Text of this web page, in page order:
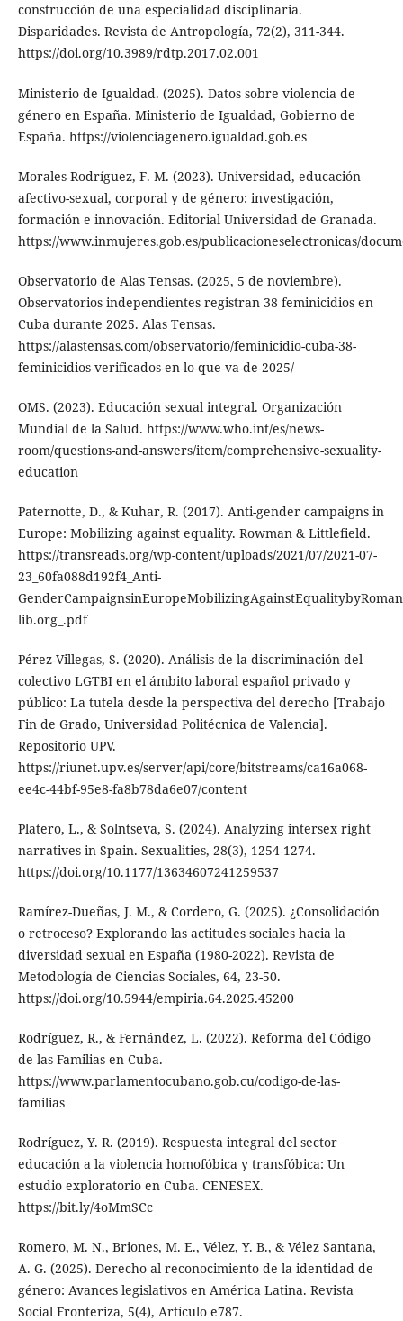
construcción de una especialidad disciplinaria.
Disparidades. Revista de Antropología, 72(2), 311-344.
https://doi.org/10.3989/rdtp.2017.02.001
Ministerio de Igualdad. (2025). Datos sobre violencia de
género en España. Ministerio de Igualdad, Gobierno de
España. https://violenciagenero.igualdad.gob.es
Morales-Rodríguez, F. M. (2023). Universidad, educación
afectivo-sexual, corporal y de género: investigación,
formación e innovación. Editorial Universidad de Granada.
https://www.inmujeres.gob.es/publicacioneselectronicas/
Observatorio de Alas Tensas. (2025, 5 de noviembre).
Observatorios independientes registran 38 feminicidios en
Cuba durante 2025. Alas Tensas.
https://alastensas.com/observatorio/feminicidio-cuba-38-
feminicidios-verificados-en-lo-que-va-de-2025/
OMS. (2023). Educación sexual integral. Organización
Mundial de la Salud. https://www.who.int/es/news-
room/questions-and-answers/item/comprehensive-sexuality-
education
Paternotte, D., & Kuhar, R. (2017). Anti-gender campaigns in
Europe: Mobilizing against equality. Rowman & Littlefield.
https://transreads.org/wp-content/uploads/2021/07/2021-07-
23_60fa088d192f4_Anti-
lib.org_.pdf
Pérez-Villegas, S. (2020). Análisis de la discriminación del
colectivo LGTBI en el ámbito laboral español privado y
público: La tutela desde la perspectiva del derecho [Trabajo
Fin de Grado, Universidad Politécnica de Valencia].
Repositorio UPV.
https://riunet.upv.es/server/api/core/bitstreams/ca16a068-
ee4c-44bf-95e8-fa8b78da6e07/content
Platero, L., & Solntseva, S. (2024). Analyzing intersex right
narratives in Spain. Sexualities, 28(3), 1254-1274.
https://doi.org/10.1177/13634607241259537
Ramírez-Dueñas, J. M., & Cordero, G. (2025). ¿Consolidación
o retroceso? Explorando las actitudes sociales hacia la
diversidad sexual en España (1980-2022). Revista de
Metodología de Ciencias Sociales, 64, 23-50.
https://doi.org/10.5944/empiria.64.2025.45200
Rodríguez, R., & Fernández, L. (2022). Reforma del Código
de las Familias en Cuba.
https://www.parlamentocubano.gob.cu/codigo-de-las-
familias
Rodríguez, Y. R. (2019). Respuesta integral del sector
educación a la violencia homofóbica y transfóbica: Un
estudio exploratorio en Cuba. CENESEX.
https://bit.ly/4oMmSCc
Romero, M. N., Briones, M. E., Vélez, Y. B., & Vélez Santana,
A. G. (2025). Derecho al reconocimiento de la identidad de
género: Avances legislativos en América Latina. Revista
Social Fronteriza, 5(4), Artículo e787.